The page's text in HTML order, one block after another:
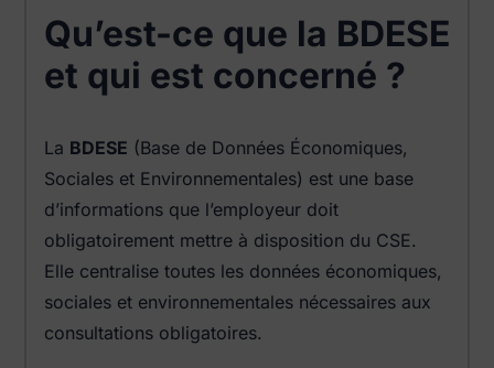
Qu’est-ce que la BDESE
et qui est concerné ?
La BDESE (Base de Données Économiques,
Sociales et Environnementales) est une base
d’informations que l’employeur doit
obligatoirement mettre à disposition du CSE.
Elle centralise toutes les données économiques,
sociales et environnementales nécessaires aux
consultations obligatoires.